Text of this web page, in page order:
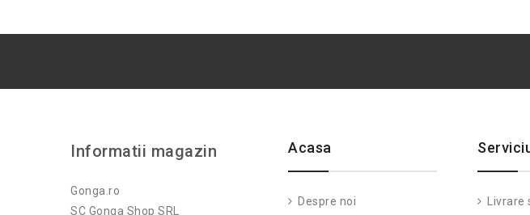
Informatii magazin
Gonga.ro
SC Gonga Shop SRL
Acasa
Despre noi Livrare